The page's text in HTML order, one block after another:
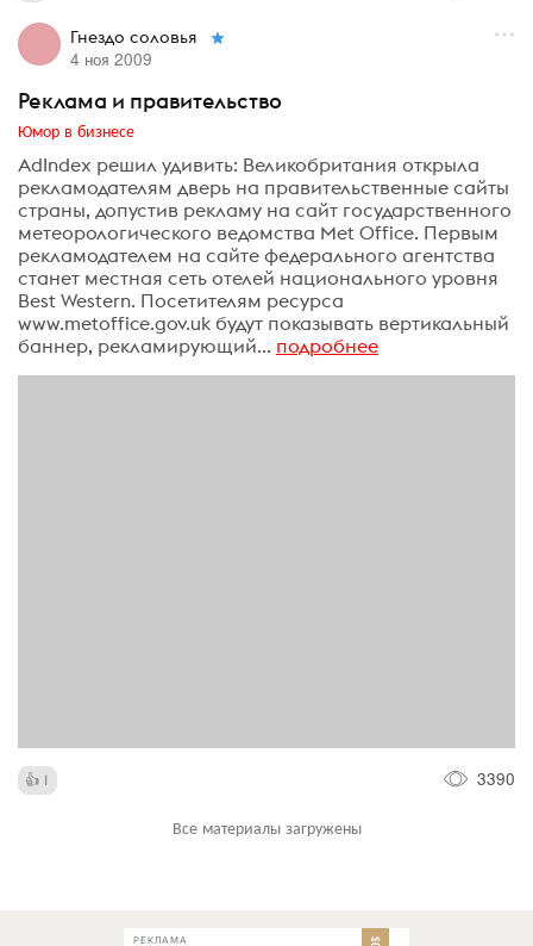
Гнездо соловья
4 ноя 2009
Реклама и правительство
Юмор в бизнесе
AdIndex решил удивить: Великобритания открыла
рекламодателям дверь на правительственные сайты
страны, допустив рекламу на сайт государственного
метеорологического ведомства Met Office. Первым
рекламодателем на сайте федерального агентства
станет местная сеть отелей национального уровня
Best Western. Посетителям ресурса
www.metoffice.gov.uk будут показывать вертикальный
баннер, рекламирующий... подробнее
1 3390
Все материалы загружены
РЕКЛАМА